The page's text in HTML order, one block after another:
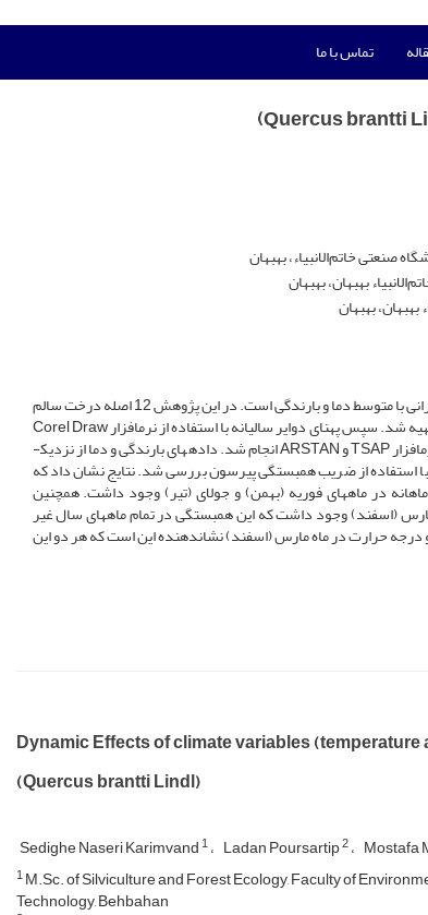
تماس با ما
خاتم‌الانبیاء، بهبهان
بهبهان، بهبهان
بهبهان
اهداف این پژوهش شامل تعیین فصل رویش و ارتباط بین پهنای دوایر رویشی گونه بلوط ایرانی با متوسط دما و بارندگی است. در این پژوهش 12 اصله درخت سالم
بلوط به­صورت گزینشی از منطقه مله شبانان انتخاب و از آنها در ارتفاع برابرسینه دیسک تهیه شد. سپس پهنای دوایر سالیانه با استفاده از نرم­افزار Corel Draw
اندازه­گیری و تطابق زمانی بین نمونه­ها و تهیه گاهشناسی منطقه به ترتیب با استفاده از نرم­افزار TSAP و ARSTAN انجام شد. داده­های بارندگی و دما از نزدیک­
با استفاده از ضریب همبستگی پیرسون بررسی شد. نتایج نشان داد که
در ماه­های فوریه (بهمن) و جولای (تیر) وجود داشت. همچنین
(اسفند) وجود داشت که این همبستگی در تمام ماه­های سال غیر
حرارت در ماه مارس (اسفند) نشان­دهنده این است که هر دو این
Dynamic Effects of climate variables
(Quercus brantti Lindl)
Sedighe Naseri Karimvand1 Ladan Poursartip2 Mostafa
1M.Sc. of Silviculture and Forest Ecology, Faculty of
Technology, Behbahan